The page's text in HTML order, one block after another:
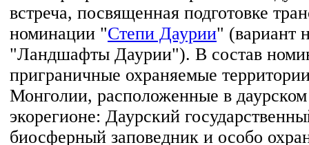
встреча, посвященная подготовке
номинации "Степи Даурии" (вариант
"Ландшафты Даурии"). В состав
приграничные охраняемые
Монголии, расположенные в
экорегионе: Даурский
биосферный заповедник и особо